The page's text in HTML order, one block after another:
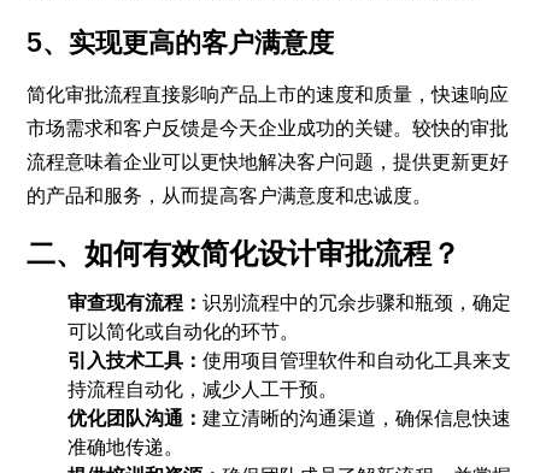
5、实现更高的客户满意度
简化审批流程直接影响产品上市的速度和质量，快速响应
市场需求和客户反馈是今天企业成功的关键。较快的审批
流程意味着企业可以更快地解决客户问题，提供更新更好
的产品和服务，从而提高客户满意度和忠诚度。
二、如何有效简化设计审批流程？
审查现有流程：识别流程中的冗余步骤和瓶颈，确定
可以简化或自动化的环节。
引入技术工具：使用项目管理软件和自动化工具来支
持流程自动化，减少人工干预。
优化团队沟通：建立清晰的沟通渠道，确保信息快速
准确地传递。